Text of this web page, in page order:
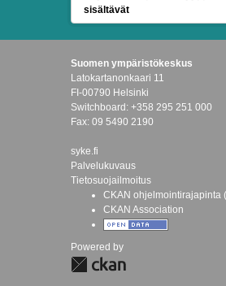
sisältävät
Suomen ympäristökeskus
Latokartanonkaari 11
FI-00790 Helsinki
Switchboard: +358 295 251 000
Fax: 09 5490 2190
syke.fi
Palvelukuvaus
Tietosuojailmoitus
CKAN ohjelmointirajapinta
CKAN Association
Powered by